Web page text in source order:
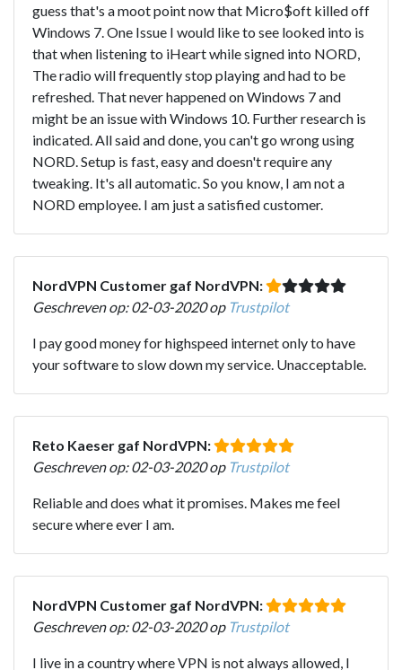
guess that's a moot point now that Micro$oft killed off
Windows 7. One Issue I would like to see looked into is
that when listening to iHeart while signed into NORD,
The radio will frequently stop playing and had to be
refreshed. That never happened on Windows 7 and
might be an issue with Windows 10. Further research is
indicated. All said and done, you can't go wrong using
NORD. Setup is fast, easy and doesn't require any
tweaking. It's all automatic. So you know, I am not a
NORD employee. I am just a satisfied customer.
NordVPN Customer gaf NordVPN:
Geschreven op: 02-03-2020 op Trustpilot
I pay good money for highspeed internet only to have
your software to slow down my service. Unacceptable.
Reto Kaeser gaf NordVPN:
Geschreven op: 02-03-2020 op Trustpilot
Reliable and does what it promises. Makes me feel
secure where ever I am.
NordVPN Customer gaf NordVPN:
Geschreven op: 02-03-2020 op Trustpilot
I live in a country where VPN is not always allowed, I